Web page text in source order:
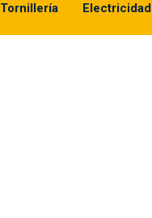
Tornillería Electricidad